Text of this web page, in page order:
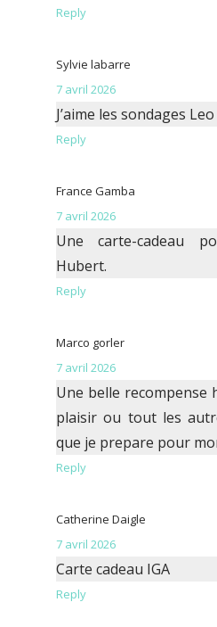
Reply
Sylvie labarre
7 avril 2026
J’aime les sondages Leo
Reply
France Gamba
7 avril 2026
Une carte-cadeau
Hubert.
Reply
Marco gorler
7 avril 2026
Une belle recompense
plaisir ou tout les
que je prepare pour
Reply
Catherine Daigle
7 avril 2026
Carte cadeau IGA
Reply